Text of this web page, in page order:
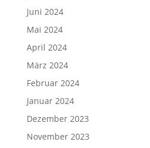
Juni 2024
Mai 2024
April 2024
März 2024
Februar 2024
Januar 2024
Dezember 2023
November 2023